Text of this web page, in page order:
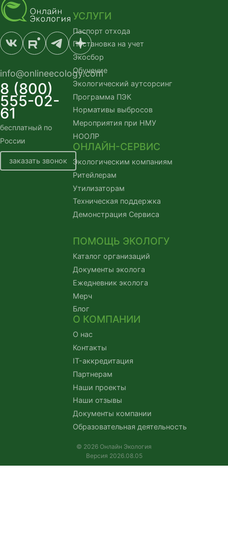
info@onlineecology.com
8 (800)
555-02-
61
бесплатный по
России
заказать звонок
УСЛУГИ
Паспорт отхода
Постановка на учет
Экосбор
Обучение
Экологический аутсорсинг
Программа ПЭК
Нормативы выбросов
Мероприятия при НМУ
НООЛР
ОНЛАЙН-СЕРВИС
Экологическим компаниям
Ритейлерам
Утилизаторам
Техническая поддержка
Демонстрация Сервиса
ПОМОЩЬ ЭКОЛОГУ
Каталог организаций
Документы эколога
Ежедневник эколога
Мерч
Блог
О КОМПАНИИ
О нас
Контакты
IT-аккредитация
Партнерам
Наши проекты
Наши отзывы
Документы компании
Образовательная деятельность
© 2026 Онлайн Экология
Версия 2026.08.05